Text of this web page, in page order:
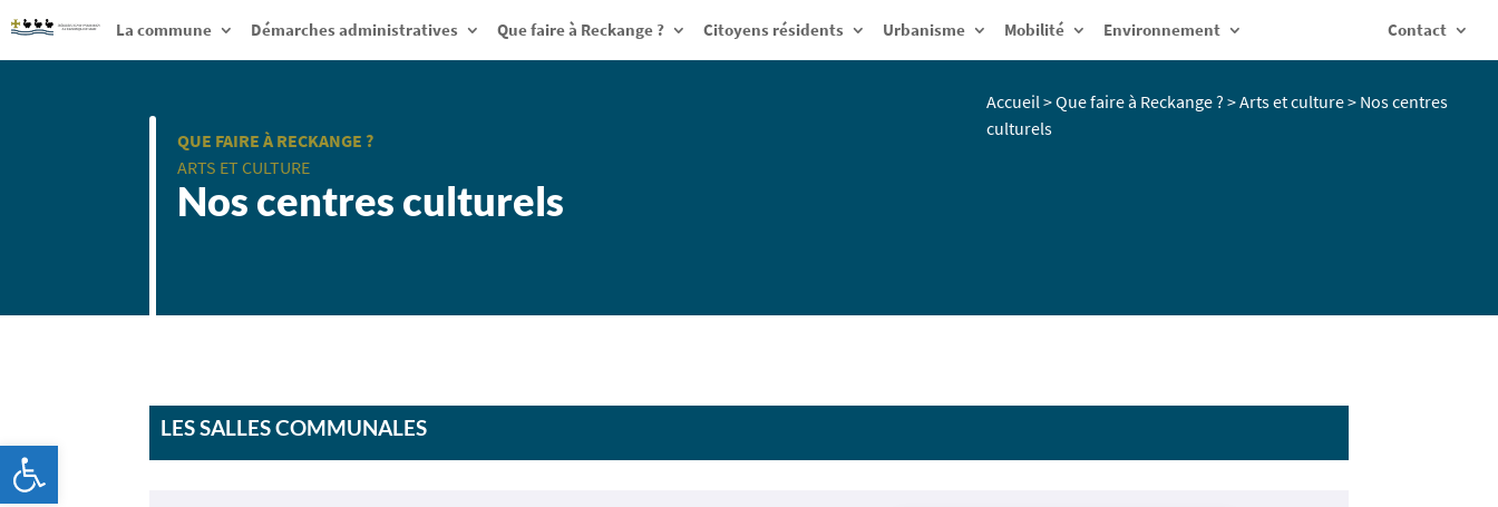
La commune Démarches administratives Que faire à Reckange ? Citoyens résidents Urbanisme Mobilité Environnement Contact
QUE FAIRE À RECKANGE ?
ARTS ET CULTURE
Nos centres culturels
Accueil>Que faire à Reckange ? >Arts et culture> Nos centres
culturels
LES SALLES COMMUNALES
Ouvrir la barre d’outils